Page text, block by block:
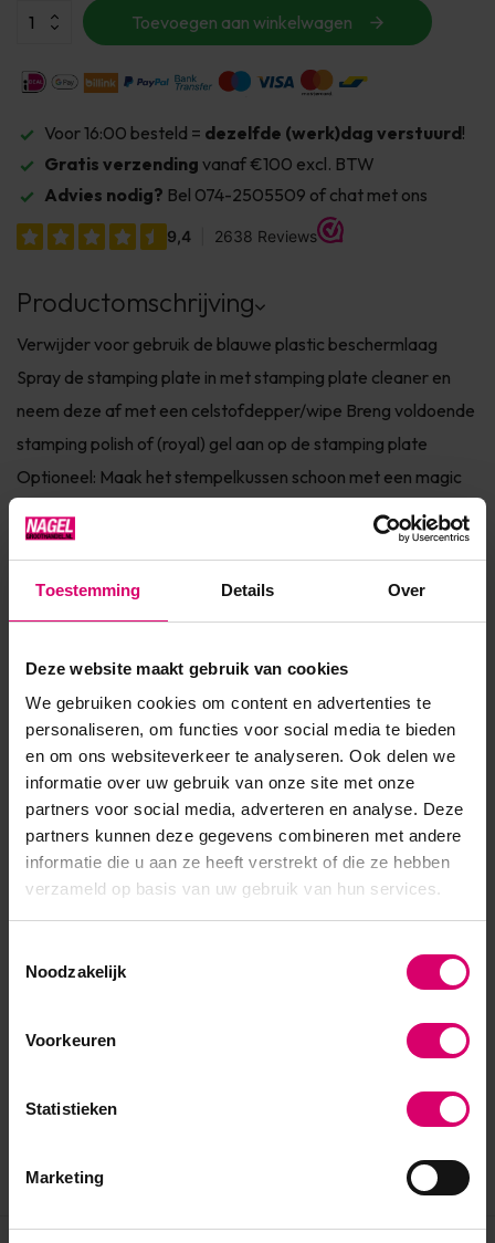
Toestemming Details Over
Deze website maakt gebruik van cookies
We gebruiken cookies om content en advertenties te
personaliseren, om functies voor social media te bieden
en om ons websiteverkeer te analyseren. Ook delen we
informatie over uw gebruik van onze site met onze
partners voor social media, adverteren en analyse. Deze
partners kunnen deze gegevens combineren met andere
informatie die u aan ze heeft verstrekt of die ze hebben
verzameld op basis van uw gebruik van hun services.
Noodzakelijk
Voorkeuren
Statistieken
Marketing
Toevoegen aan winkelwagen
Voor 16:00 besteld = dezelfde (werk)dag verstuurd!
Gratis verzending vanaf €100 excl. BTW
Advies nodig? Bel 074-2505509 of chat met ons
Productomschrijving
Verwijder voor gebruik de blauwe plastic beschermlaag
Spray de stamping plate in met stamping plate cleaner en
neem deze af met een celstofdepper/wipe Breng voldoende
stamping polish of (royal) gel aan op de stamping plate
Optioneel: Maak het stempelkussen schoon met een magic
roller for stamping Schraap de overtollige polish/gel weg met
de s...
Toon meer
Product specificaties
Artikelnummer 37895
SKU 535172